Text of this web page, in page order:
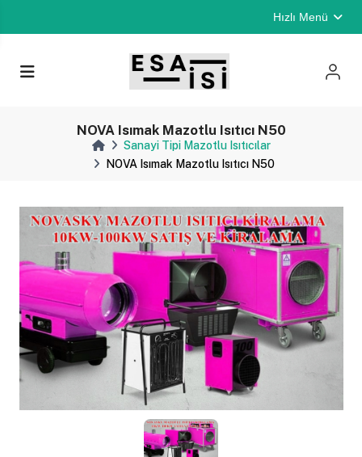
Hızlı Menü
NOVA Isımak Mazotlu Isıtıcı N50
Sanayi Tipi Mazotlu Isıtıcılar
NOVA Isımak Mazotlu Isıtıcı N50